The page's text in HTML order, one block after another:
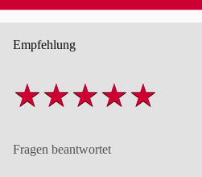
Empfehlung
Fragen beantwortet